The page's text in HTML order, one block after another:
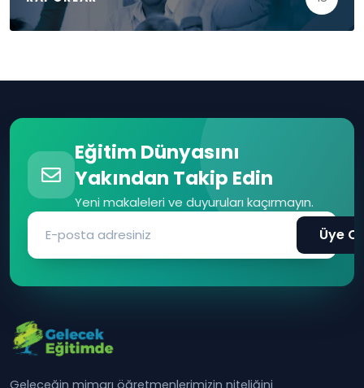
Eğitim Dünyasını
Yakından Takip Edin
Yeni makaleleri ve duyuruları kaçırmayın.
Üye Ol
Geleceğin mimarı öğretmenlerimizin niteliğini